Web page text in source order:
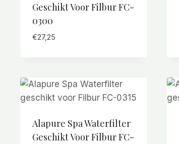
Geschikt Voor Filbur FC-
0300
€27,25
Alapure Spa Waterfilter
Geschikt Voor Filbur FC-